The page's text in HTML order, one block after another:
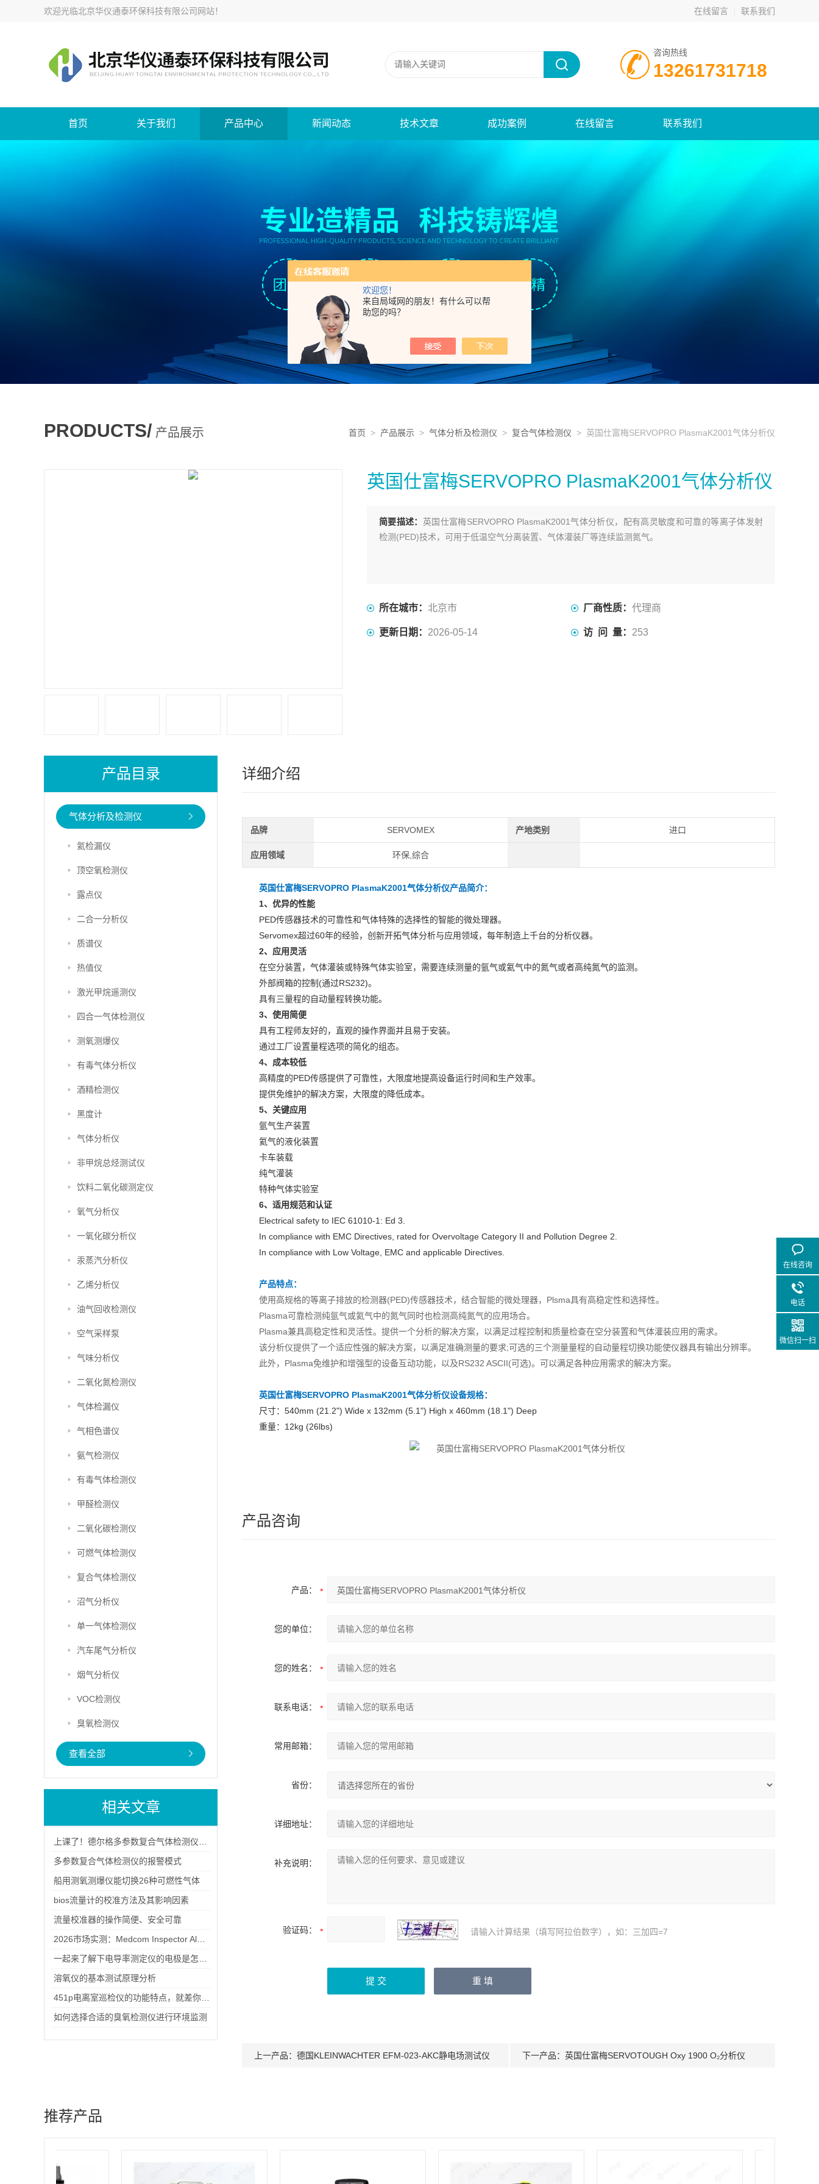
欢迎您！
来自局域网的朋友！有什么可以帮
助您的吗？
欢迎光临北京华仪通泰环保科技有限公司网站！ 在线留言 联系我们
咨询热线
13261731718
首页 关于我们 产品中心 新闻动态 技术文章 成功案例 在线留言 联系我们
PRODUCTS/ 产品展示 首页 > 产品展示 > 气体分析及检测仪 > 复合气体检测仪 > 英国仕富梅SERVOPRO PlasmaK2001气体分析仪
英国仕富梅SERVOPRO PlasmaK2001气体分析仪
简要描述： 英国仕富梅SERVOPRO PlasmaK2001气体分析仪，配有高灵敏度和可靠的等离子体发射
检测(PED)技术，可用于低温空气分离装置、气体灌装厂等连续监测氮气。
所在城市： 北京市 厂商性质： 代理商
更新日期： 2026-05-14 访 问 量： 253
产品目录
气体分析及检测仪
氦检漏仪
顶空氧检测仪
露点仪
二合一分析仪
质谱仪
热值仪
激光甲烷遥测仪
四合一气体检测仪
测氧测爆仪
有毒气体分析仪
酒精检测仪
黑度计
气体分析仪
非甲烷总烃测试仪
饮料二氧化碳测定仪
氧气分析仪
一氧化碳分析仪
汞蒸汽分析仪
乙烯分析仪
油气回收检测仪
空气采样泵
气味分析仪
二氧化氮检测仪
气体检漏仪
气相色谱仪
氨气检测仪
有毒气体检测仪
甲醛检测仪
二氧化碳检测仪
可燃气体检测仪
复合气体检测仪
沼气分析仪
单一气体检测仪
汽车尾气分析仪
烟气分析仪
VOC检测仪
臭氧检测仪
查看全部
相关文章
多参数复合气体检测仪的报警模式
船用测氧测爆仪能切换26种可燃性气体
bios流量计的校准方法及其影响因素
流量校准器的操作简便、安全可靠
溶氧仪的基本测试原理分析
如何选择合适的臭氧检测仪进行环境监测
详细介绍
品牌 SERVOMEX 产地类别 进口
应用领域 环保,综合
英国仕富梅SERVOPRO PlasmaK2001气体分析仪产品简介：
1、优异的性能
PED传感器技术的可靠性和气体特殊的选择性的智能的微处理器。
Servomex超过60年的经验，创新开拓气体分析与应用领域，每年制造上千台的分析仪器。
2、应用灵活
在空分装置，气体灌装或特殊气体实验室，需要连续测量的氩气或氦气中的氮气或者高纯氮气的监测。
外部阀箱的控制(通过RS232)。
具有三量程的自动量程转换功能。
3、使用简便
具有工程师友好的，直观的操作界面并且易于安装。
通过工厂设置量程选项的简化的组态。
4、成本较低
高精度的PED传感提供了可靠性，大限度地提高设备运行时间和生产效率。
提供免维护的解决方案，大限度的降低成本。
5、关键应用
氩气生产装置
氦气的液化装置
卡车装载
纯气灌装
特种气体实验室
6、适用规范和认证
Electrical safety to IEC 61010-1: Ed 3.
In compliance with EMC Directives, rated for Overvoltage Category II and Pollution Degree 2.
In compliance with Low Voltage, EMC and applicable Directives.
产品特点：
使用高规格的等离子排放的检测器(PED)传感器技术，结合智能的微处理器，Plsma具有高稳定性和选择性。
Plasma可靠检测纯氩气或氦气中的氮气同时也检测高纯氮气的应用场合。
Plasma兼具高稳定性和灵活性。提供一个分析的解决方案，以满足过程控制和质量检查在空分装置和气体灌装应用的需求。
该分析仪提供了一个适应性强的解决方案，以满足准确测量的要求;可选的三个测量量程的自动量程切换功能使仪器具有输出分辨率。
此外，Plasma免维护和增强型的设备互动功能，以及RS232 ASCII(可选)。可以满足各种应用需求的解决方案。
英国仕富梅SERVOPRO PlasmaK2001气体分析仪设备规格：
尺寸：540mm (21.2") Wide x 132mm (5.1") High x 460mm (18.1") Deep
重量：12kg (26lbs)
产品咨询
产品：
您的单位：
您的姓名：
联系电话：
常用邮箱：
省份：
详细地址：
补充说明：
验证码： 请输入计算结果（填写阿拉伯数字），如：三加四=7
上一产品： 德国KLEINWACHTER EFM-023-AKC静电场测试仪 下一产品： 英国仕富梅SERVOTOUGH Oxy 1900 O₂分析仪
推荐产品
在线咨询
电话
微信扫一扫